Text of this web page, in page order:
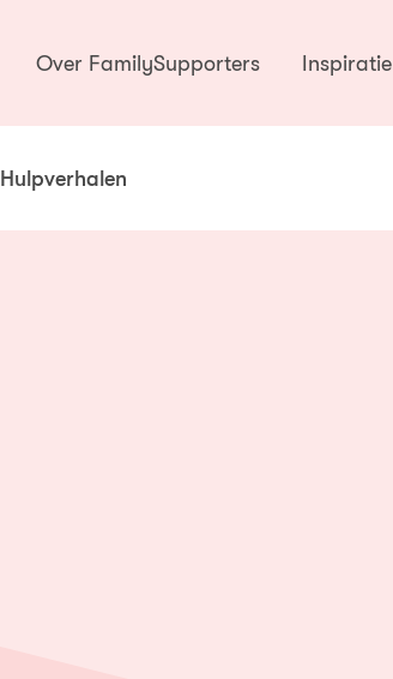
Over FamilySupporters Inspiratie
Hulpverhalen